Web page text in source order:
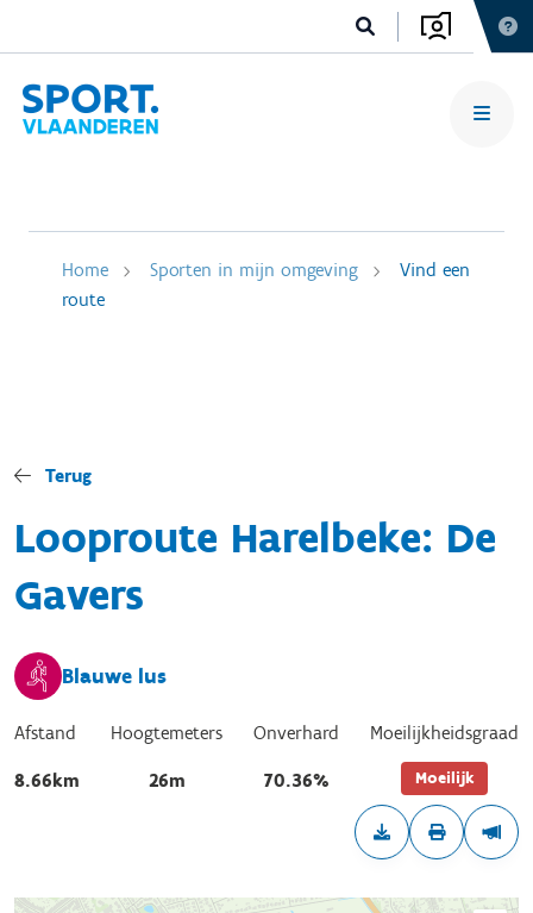
Home Sporten in mijn omgeving
Vind een
route
Terug
Looproute Harelbeke: De
Gavers
Blauwe lus
Afstand
8.66km
Hoogtemeters
26m
Onverhard
70.36%
Moeilijkheidsgraad
Moeilijk